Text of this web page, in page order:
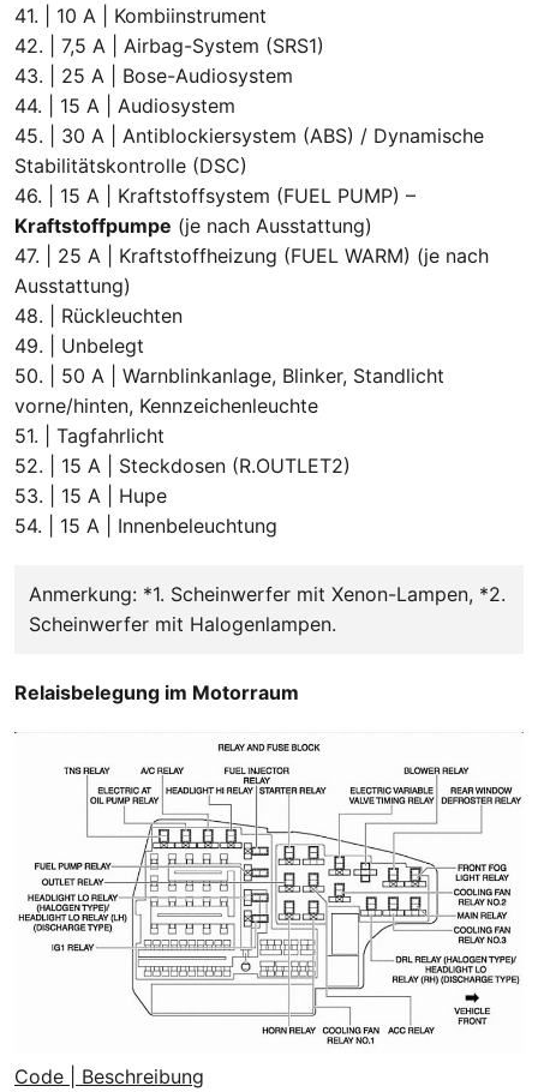
41. | 10 A | Kombiinstrument
42. | 7,5 A | Airbag-System (SRS1)
43. | 25 A | Bose-Audiosystem
44. | 15 A | Audiosystem
45. | 30 A | Antiblockiersystem (ABS) / Dynamische
Stabilitätskontrolle (DSC)
46. | 15 A | Kraftstoffsystem (FUEL PUMP) –
Kraftstoffpumpe (je nach Ausstattung)
47. | 25 A | Kraftstoffheizung (FUEL WARM) (je nach
Ausstattung)
48. | Rückleuchten
49. | Unbelegt
50. | 50 A | Warnblinkanlage, Blinker, Standlicht
vorne/hinten, Kennzeichenleuchte
51. | Tagfahrlicht
52. | 15 A | Steckdosen (R.OUTLET2)
53. | 15 A | Hupe
54. | 15 A | Innenbeleuchtung
Anmerkung: *1. Scheinwerfer mit Xenon-Lampen, *2.
Scheinwerfer mit Halogenlampen.
Relaisbelegung im Motorraum
Code | Beschreibung